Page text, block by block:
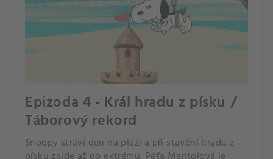
Epizoda 4 - Král hradu z písku /
Táborový rekord
Snoopy stráví den na pláži a při stavění hradu z